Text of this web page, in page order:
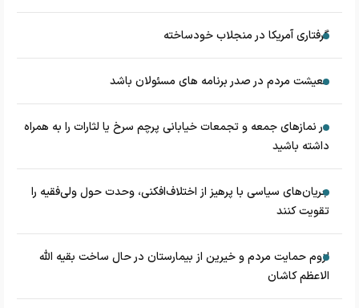
گرفتاری آمریکا در منجلاب خودساخته
معیشت مردم در صدر برنامه های مسئولان باشد
در نماز‌های جمعه و تجمعات خیابانی پرچم سرخ یا لثارات را به همراه
داشته باشید
جریان‌های سیاسی با پرهیز از اختلاف‌افکنی، وحدت حول ولی‌فقیه را
تقویت کنند
لزوم حمایت مردم و خیرین از بیمارستان در حال ساخت بقیه الله
الاعظم کاشان